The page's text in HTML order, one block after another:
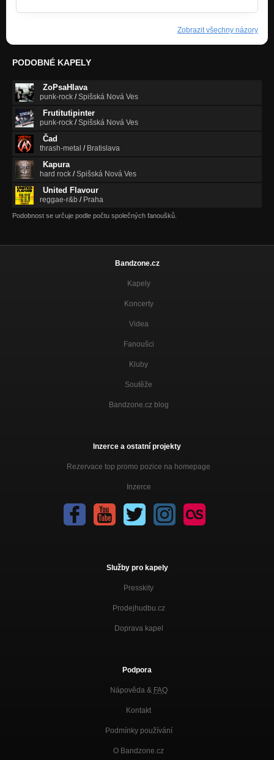
Zobrazit všechny názory
PODOBNÉ KAPELY
ZoPsaHlava
punk-rock /Spišská Nová Ves
Frutitutipinter
punk-rock /Spišská Nová Ves
Čad
thrash-metal / Bratislava
Kapura
hard rock /Spišská Nová Ves
United Flavour
reggae-r&b / Praha
Podobnost se určuje podle počtu společných fanoušků.
Bandzone.cz
Kapely
Koncerty
Videa
Fanoušci
Kluby
Soutěže
Bandzone.cz blog
Inzerce a ostatní projekty
Rezervace top promo pozice na homepage
Inzerce
Služby pro kapely
Presskity
Prodejhudbu.cz
Doprava kapel
Podpora
Nápověda & FAQ
Kontakt
Podmínky používání
O Bandzone.cz